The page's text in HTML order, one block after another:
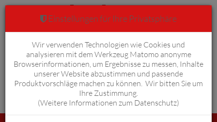
Anmelden Warenkorb 0
Einstellungen für Ihre Privatsphäre
Wir verwenden Technologien wie Cookies und
analysieren mit dem Werkzeug Matomo anonyme
Browserinformationen, um Ergebnisse zu messen, Inhalte
unserer Website abzustimmen und passende
Produktvorschläge machen zu können. Wir bitten Sie um
Ihre Zustimmung.
(Weitere Informationen zum Datenschutz)